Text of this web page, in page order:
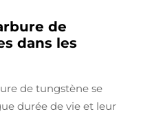
de
dans les
de tungstène se
durée de vie et leur